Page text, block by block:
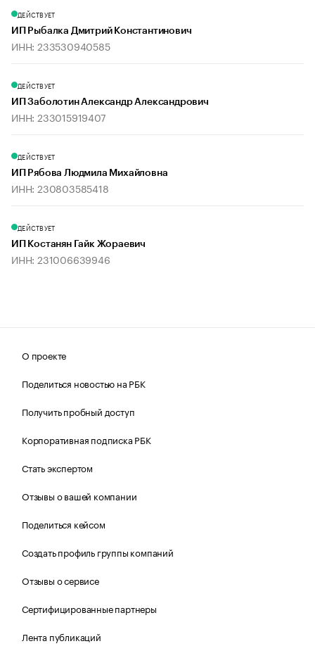
ДЕЙСТВУЕТ
ИП Рыбалка Дмитрий Константинович
ИНН: 233530940585
ДЕЙСТВУЕТ
ИП Заболотин Александр Александрович
ИНН: 233015919407
ДЕЙСТВУЕТ
ИП Рябова Людмила Михайловна
ИНН: 230803585418
ДЕЙСТВУЕТ
ИП Костанян Гайк Жораевич
ИНН: 231006639946
О проекте
Поделиться новостью на РБК
Получить пробный доступ
Корпоративная подписка РБК
Стать экспертом
Отзывы о вашей компании
Поделиться кейсом
Создать профиль группы компаний
Отзывы о сервисе
Сертифицированные партнеры
Лента публикаций